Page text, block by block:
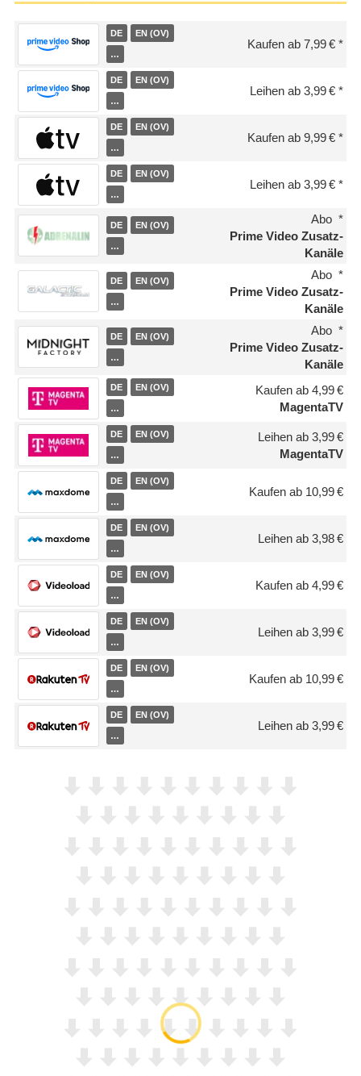
DE EN (OV)
…
Kaufen ab 7,99 €
DE EN (OV)
…
Leihen ab 3,99 €
DE EN (OV)
…
Kaufen ab 9,99 €
DE EN (OV)
…
Leihen ab 3,99 €
DE EN (OV)
…
Abo
Prime Video Zusatz-
Kanäle
DE EN (OV)
…
Abo
Prime Video Zusatz-
Kanäle
DE EN (OV)
…
Abo
Prime Video Zusatz-
Kanäle
DE EN (OV)
…
Kaufen ab 4,99 €
MagentaTV
DE EN (OV)
…
Leihen ab 3,99 €
MagentaTV
DE EN (OV)
…
Kaufen ab 10,99 €
DE EN (OV)
…
Leihen ab 3,98 €
DE EN (OV)
…
Kaufen ab 4,99 €
DE EN (OV)
…
Leihen ab 3,99 €
DE EN (OV)
…
Kaufen ab 10,99 €
DE EN (OV)
…
Leihen ab 3,99 €